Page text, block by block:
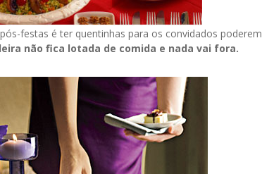
festas é ter quentinhas para os convidados
não fica lotada de comida e nada vai fora.